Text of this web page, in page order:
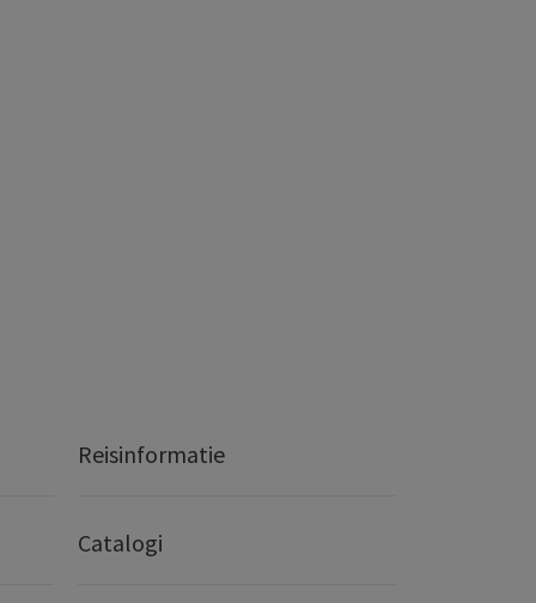
Reisinformatie
Catalogi